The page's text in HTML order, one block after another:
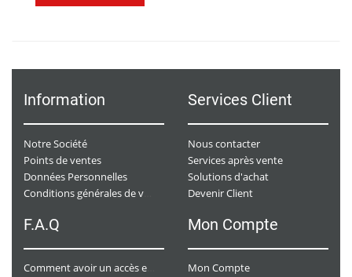
Information
Notre Société
Points de ventes
Données Personnelles
Services Client
Nous contacter
Services après vente
Solutions d'achat
Devenir Client
F.A.Q Mon Compte
Mon Compte